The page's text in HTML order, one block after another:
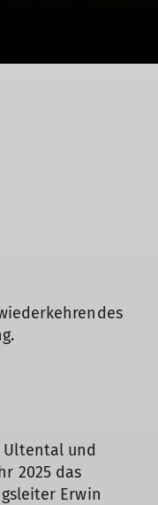
Ultental und
2025 das
Erwin